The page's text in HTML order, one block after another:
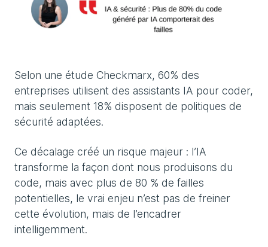
Selon une étude Checkmarx, 60% des
entreprises utilisent des assistants IA pour coder,
mais seulement 18% disposent de politiques de
sécurité adaptées.
Ce décalage créé un risque majeur : l’IA
transforme la façon dont nous produisons du
code, mais avec plus de 80 % de failles
potentielles, le vrai enjeu n’est pas de freiner
cette évolution, mais de l’encadrer
intelligemment.